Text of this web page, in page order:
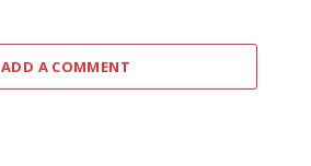
ADD A COMMENT